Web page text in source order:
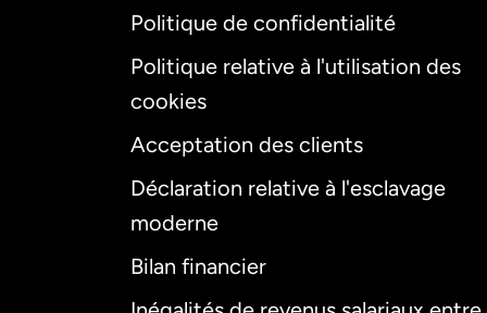
Politique de confidentialité
Politique relative à l'utilisation des
cookies
Acceptation des clients
Déclaration relative à l'esclavage
moderne
Bilan financier